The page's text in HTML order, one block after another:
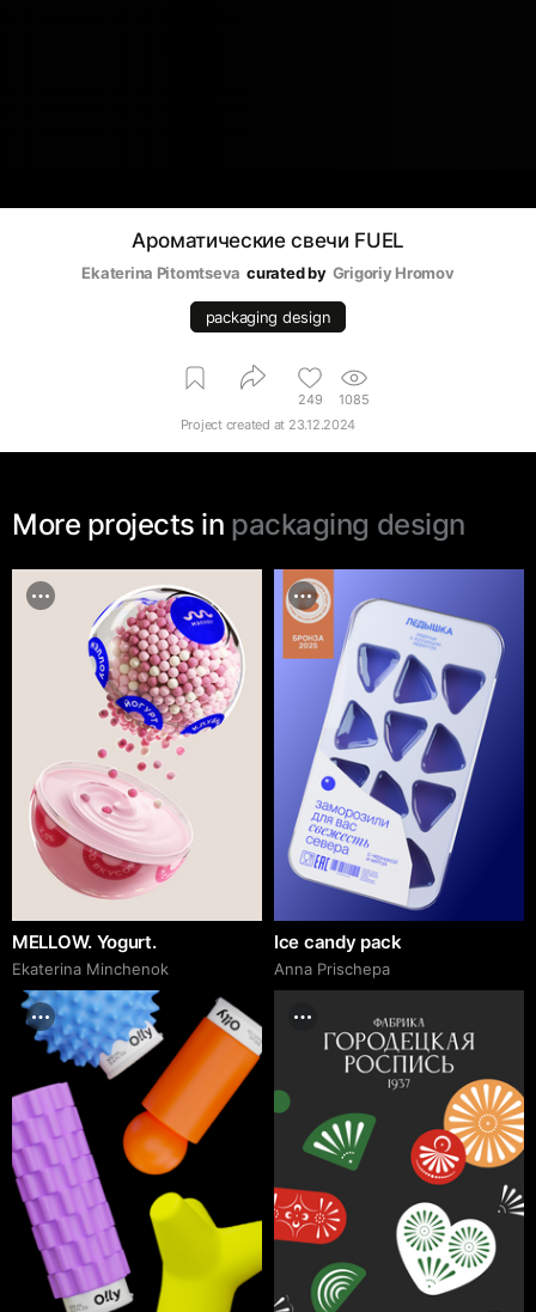
Ароматические свечи FUEL
Ekaterina Pitomtseva curated by Grigoriy Hromov
packaging design
249
1085
Project created at 23.12.2024
More projects in packaging design
MELLOW. Yogurt.
Ekaterina Minchenok
Ice candy pack
Anna Prischepa